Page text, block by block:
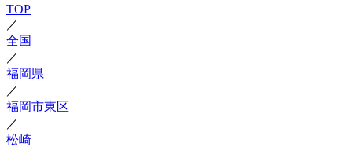
TOP
／
全国
／
福岡県
／
福岡市東区
／
松崎